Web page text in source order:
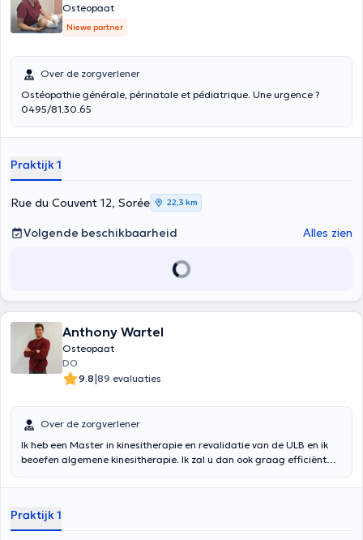
Osteopaat
Niewe partner
Over de zorgverlener
Ostéopathie générale, périnatale et pédiatrique. Une urgence ?
0495/81.30.65
Praktijk 1
Rue du Couvent 12, Sorée 22,3 km
Volgende beschikbaarheid Alles zien
Anthony Wartel
Osteopaat
DO
9.8|89 evaluaties
Over de zorgverlener
Ik heb een Master in kinesitherapie en revalidatie van de ULB en ik
beoefen algemene kinesitherapie. Ik zal u dan ook graag efficiënt
cardiologie, neurologie, ademhaling of geriatrie. Ik ben zeer
aanpassen, in overeenstemming met de laatste wetenschappelijke
gegevens en natuurlijk ons einddoel. Ik ben in de praktijk aanwezig
Praktijk 1